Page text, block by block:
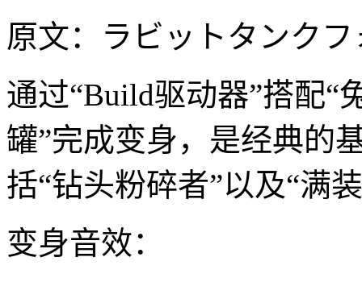
原文：ラビットタンクフ
通过“Build驱动器”搭配“
罐”完成变身，是经典的
括“钻头粉碎者”以及“满
变身音效：